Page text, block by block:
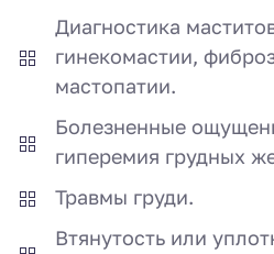
Диагностика
гинекомастии,
мастопатии.
Болезненные
гиперемия грудных
Травмы груди.
Втянутость или